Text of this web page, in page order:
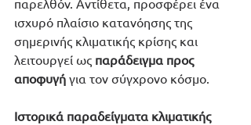
ισχυρό πλαίσιο κατανόησης της
σημερινής κλιματικής κρίσης και
λειτουργεί ως παράδειγμα προς
αποφυγή για τον σύγχρονο κόσμο.
Ιστορικά παραδείγματα κλιματικής